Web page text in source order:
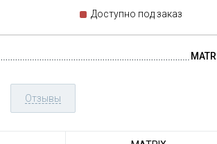
Доступно под заказ
Отзывы